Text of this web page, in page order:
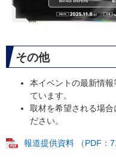
その他
本イベントの最新情報
ています。
取材を希望される場合
ださい。
報道提供資料 （PDF：